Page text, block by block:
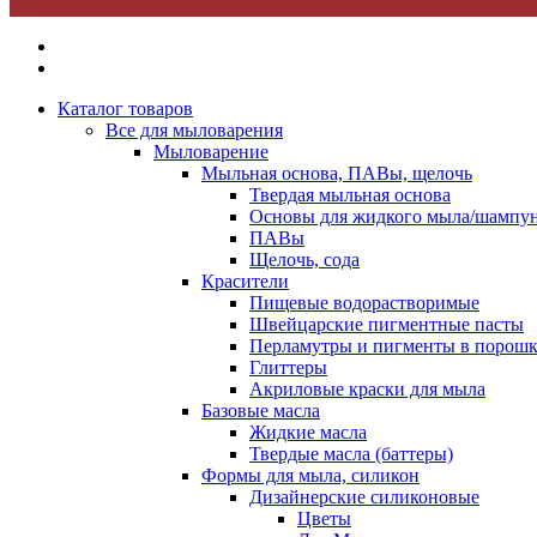
Каталог товаров
Все для мыловарения
Мыловарение
Мыльная основа, ПАВы, щелочь
Твердая мыльная основа
Основы для жидкого мыла/
ПАВы
Щелочь, сода
Красители
Пищевые водорастворимые
Швейцарские пигментные пасты
Перламутры и пигменты в
Глиттеры
Акриловые краски для мыла
Базовые масла
Жидкие масла
Твердые масла (баттеры)
Формы для мыла, силикон
Дизайнерские силиконовые
Цветы